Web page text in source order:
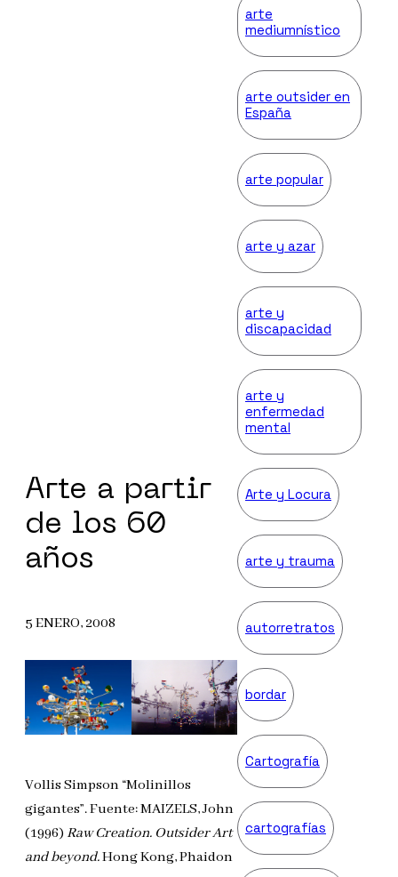
Arte a partir
de los 60
años
5 ENERO, 2008
Vollis Simpson “Molinillos
gigantes”. Fuente: MAIZELS, John
(1996) Raw Creation. Outsider Art
and beyond.Hong Kong, Phaidon
arte
mediumnístico
arte outsider en
España
arte popular
arte y azar
arte y
discapacidad
arte y
enfermedad
mental
Arte y Locura
arte y trauma
autorretratos
bordar
Cartografía
cartografías